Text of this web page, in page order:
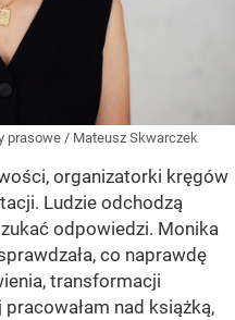
prasowe / Mateusz Skwarczek
organizatorki kręgów
Ludzie odchodzą
odpowiedzi. Monika
co naprawdę
transformacji
pracowałam nad książką,